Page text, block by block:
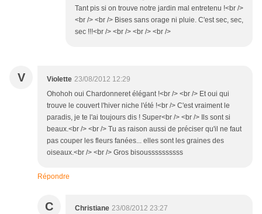
Tant pis si on trouve notre jardin mal entretenu !<br />
<br /> <br /> Bises sans orage ni pluie. C'est sec, sec,
sec !!!<br /> <br /> <br /> <br />
V Violette 23/08/2012 12:29
Ohohoh oui Chardonneret élégant !<br /> <br /> Et oui qui
trouve le couvert l'hiver niche l'été !<br /> C'est vraiment le
paradis, je te l'ai toujours dis ! Super<br /> <br /> Ils sont si
beaux.<br /> <br /> Tu as raison aussi de préciser qu'il ne faut
pas couper les fleurs fanées... elles sont les graines des
oiseaux.<br /> <br /> Gros bisoussssssssss
Répondre
C Christiane 23/08/2012 23:27